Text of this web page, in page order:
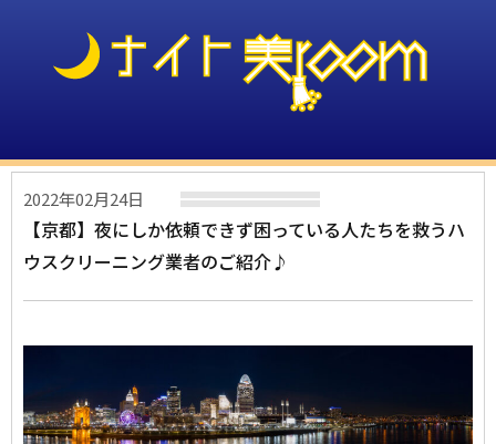
2022年02月24日
【京都】夜にしか依頼できず困っている人たちを救うハ
ウスクリーニング業者のご紹介♪